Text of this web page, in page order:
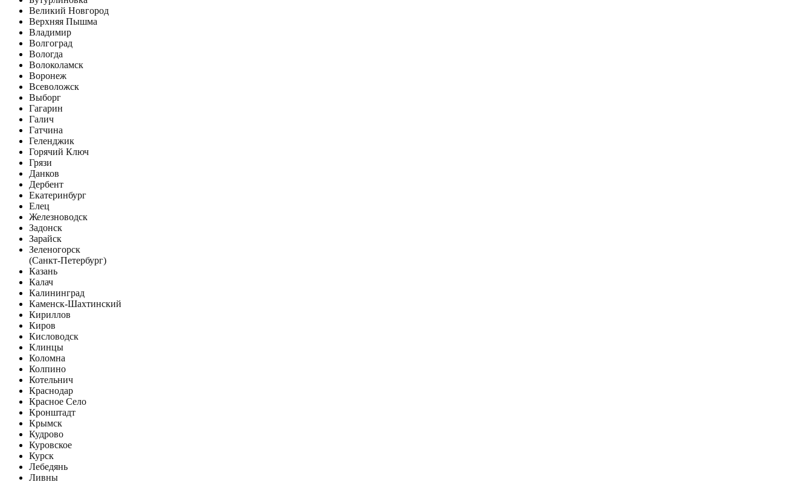
Великий Новгород
Верхняя Пышма
Владимир
Волгоград
Вологда
Волоколамск
Воронеж
Всеволожск
Выборг
Гагарин
Галич
Гатчина
Геленджик
Горячий Ключ
Грязи
Данков
Дербент
Екатеринбург
Елец
Железноводск
Задонск
Зарайск
Зеленогорск
(Санкт-Петербург)
Казань
Калач
Калининград
Каменск-Шахтинский
Кириллов
Киров
Кисловодск
Клинцы
Коломна
Колпино
Котельнич
Краснодар
Красное Село
Кронштадт
Крымск
Кудрово
Куровское
Курск
Лебедянь
Ливны